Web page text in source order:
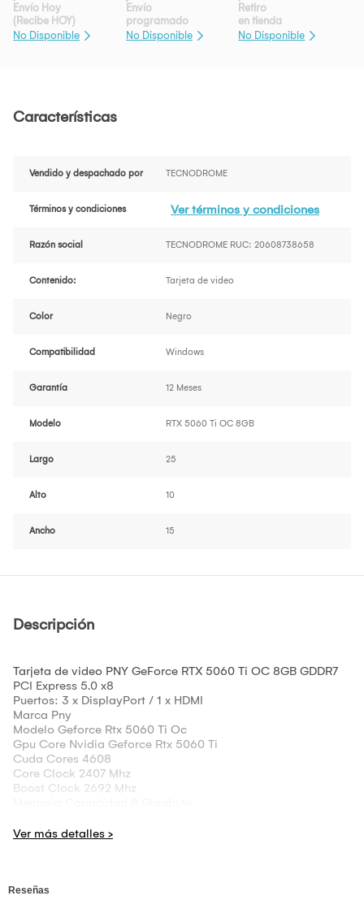
Envío Hoy
(Recibe HOY)
No Disponible
Envío
programado
No Disponible
Retiro
en tienda
No Disponible
Características
Vendido y despachado por TECNODROME
Términos y condiciones Ver términos y condiciones
Razón social TECNODROME RUC: 20608738658
Contenido: Tarjeta de video
Color Negro
Compatibilidad Windows
Garantía 12 Meses
Modelo RTX 5060 Ti OC 8GB
Largo 25
Alto 10
Ancho 15
Descripción
Tarjeta de video PNY GeForce RTX 5060 Ti OC 8GB GDDR7
PCI Express 5.0 x8
Puertos: 3 x DisplayPort / 1 x HDMI
Marca Pny
Modelo Geforce Rtx 5060 Ti Oc
Gpu Core Nvidia Geforce Rtx 5060 Ti
Cuda Cores 4608
Core Clock 2407 Mhz
Boost Clock 2692 Mhz
Bus 128 Bit
Salidas, Monitores, Resolucion Hdmi 1